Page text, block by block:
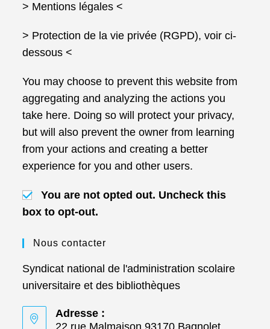
> Mentions légales <
> Protection de la vie privée (RGPD), voir ci-
dessous <
You may choose to prevent this website from
aggregating and analyzing the actions you
take here. Doing so will protect your privacy,
but will also prevent the owner from learning
from your actions and creating a better
experience for you and other users.
You are not opted out. Uncheck this
box to opt-out.
Nous contacter
Syndicat national de l'administration scolaire
universitaire et des bibliothèques
Adresse :